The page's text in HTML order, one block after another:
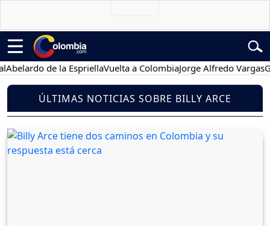
de la EspriellaVuelta a ColombiaJorge Alfredo Vargas
ÚLTIMAS NOTICIAS SOBRE BILLY ARCE